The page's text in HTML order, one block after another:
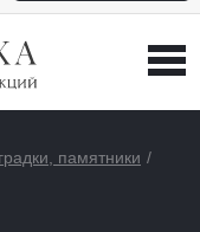
памятники